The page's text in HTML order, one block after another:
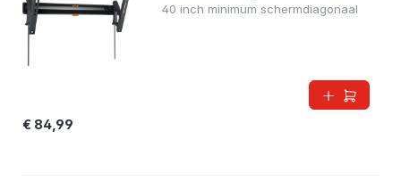
40 inch minimum schermdiagonaal
€ 84,99